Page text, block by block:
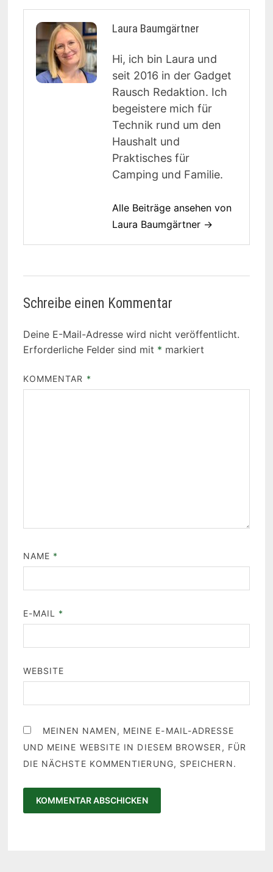
Laura Baumgärtner
Hi, ich bin Laura und
seit 2016 in der Gadget
Rausch Redaktion. Ich
begeistere mich für
Technik rund um den
Haushalt und
Praktisches für
Camping und Familie.
Alle Beiträge ansehen von
Laura Baumgärtner →
Schreibe einen Kommentar
Deine E-Mail-Adresse wird nicht veröffentlicht.
Erforderliche Felder sind mit * markiert
KOMMENTAR *
NAME *
E-MAIL *
WEBSITE
MEINEN NAMEN, MEINE E-MAIL-ADRESSE
UND MEINE WEBSITE IN DIESEM BROWSER, FÜR
DIE NÄCHSTE KOMMENTIERUNG, SPEICHERN.